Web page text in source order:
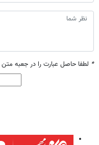
* لطفا حاصل عبارت را در جعبه متن